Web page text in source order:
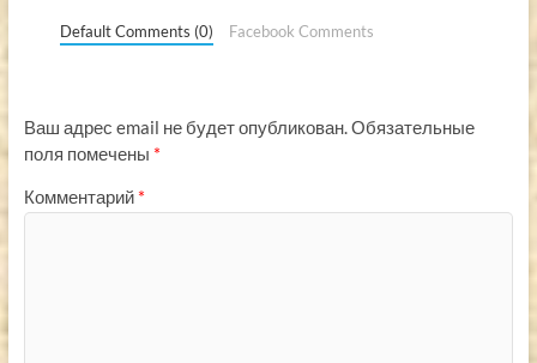
Default Comments (0) Facebook Comments
Ваш адрес email не будет опубликован.Обязательные
поля помечены *
Комментарий *